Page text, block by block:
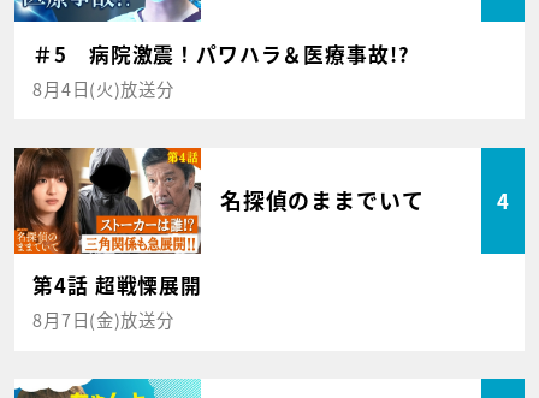
＃5 病院激震！パワハラ＆医療事故!?
8月4日(火)放送分
名探偵のままでいて 4
第4話 超戦慄展開
8月7日(金)放送分